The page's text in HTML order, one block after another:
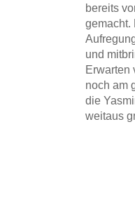
bereits
gemacht.
und
Erwarten
noch am
die
weitaus